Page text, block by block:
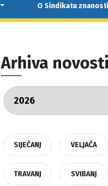
O Sindikatu znanosti
Arhiva novosti
SIJEČANJ VELJAČA
TRAVANJ SVIBANJ